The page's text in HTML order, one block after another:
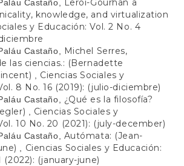
Castaño,
Leroi-Gourhan a
knowledge, and virtualization
y Educación: Vol. 2 No. 4
Castaño,
Michel Serres,
las ciencias.: (Bernadette
Ciencias Sociales y
8 No. 16 (2019): (julio-diciembre)
Castaño, ¿Qué es la filosofía?
Ciencias Sociales y
10 No. 20 (2021): (july-december)
Castaño, Autómata: (Jean-
Ciencias Sociales y Educación:
(2022): (january-june)